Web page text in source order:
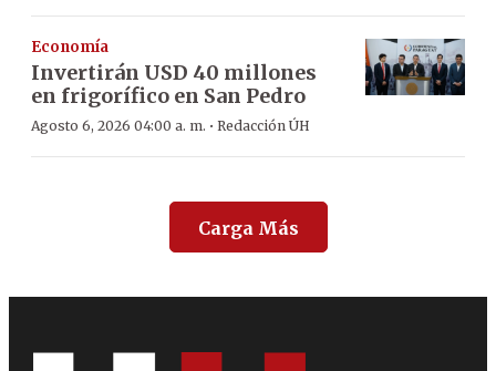
Economía
Invertirán USD 40 millones
en frigorífico en San Pedro
Agosto 6, 2026 04:00 a. m. · Redacción ÚH
Carga Más